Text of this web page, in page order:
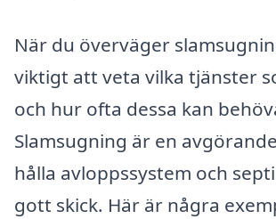
När du överväger
viktigt att veta vilka tjänster
och hur ofta dessa kan
Slamsugning är en
hålla avloppssystem och
gott skick. Här är några